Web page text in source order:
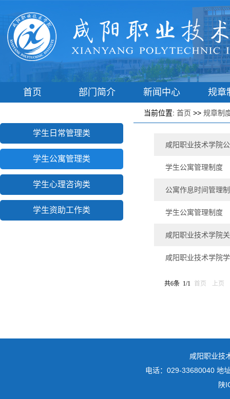
首页 部门简介 新闻中心
规章
学子港湾 学生风
学生日常管理类
学生公寓管理类
学生心理咨询类
学生资助工作类
当前位置: 首页 >> 规章制
咸阳职业技术学院
学生公寓管理制度
公寓作息时间管理
学生公寓管理制度
咸阳职业技术学院
咸阳职业技术学院
共6条 1/1 首页 上页
咸阳职业技
电话：029-33680040 地
陕